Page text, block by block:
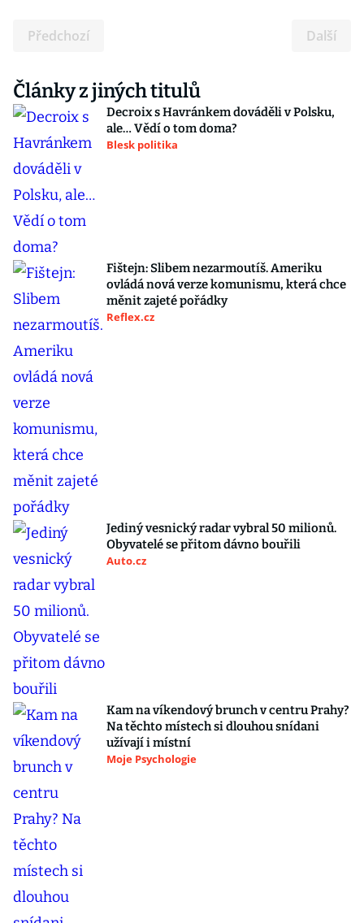
Předchozí Další
Články z jiných titulů
Decroix s Havránkem dováděli v Polsku,
ale… Vědí o tom doma?
Blesk politika
Fištejn: Slibem nezarmoutíš. Ameriku
ovládá nová verze komunismu, která chce
měnit zajeté pořádky
Reflex.cz
Jediný vesnický radar vybral 50 milionů.
Obyvatelé se přitom dávno bouřili
Auto.cz
Kam na víkendový brunch v centru Prahy?
Na těchto místech si dlouhou snídani
užívají i místní
Moje Psychologie